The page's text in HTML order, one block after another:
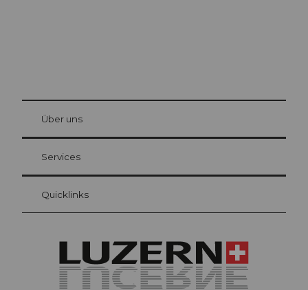
Gästekarte Luzern
Ihre Vorteile als Übernachtungsgast
at Bre
Über uns
Services
Quicklinks